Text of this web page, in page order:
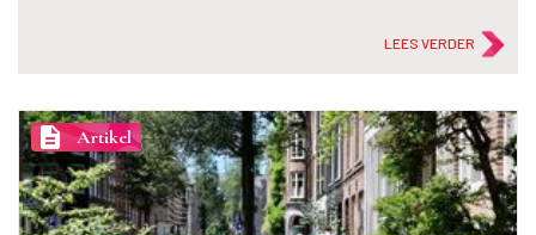
LEES VERDER
description Artikel